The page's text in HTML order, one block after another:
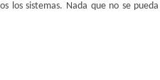
los sistemas. Nada que no se pueda